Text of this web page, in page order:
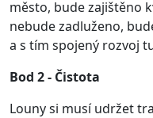
město, bude zajištěno
nebude zadluženo,
a s tím spojený rozvoj
Bod 2 - Čistota
Louny si musí udržet